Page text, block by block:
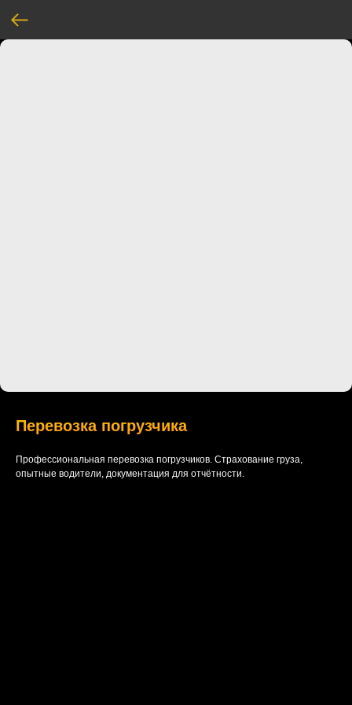
Перевозка погрузчика
Профессиональная перевозка погрузчиков. Страхование груза,
опытные водители, документация для отчётности.